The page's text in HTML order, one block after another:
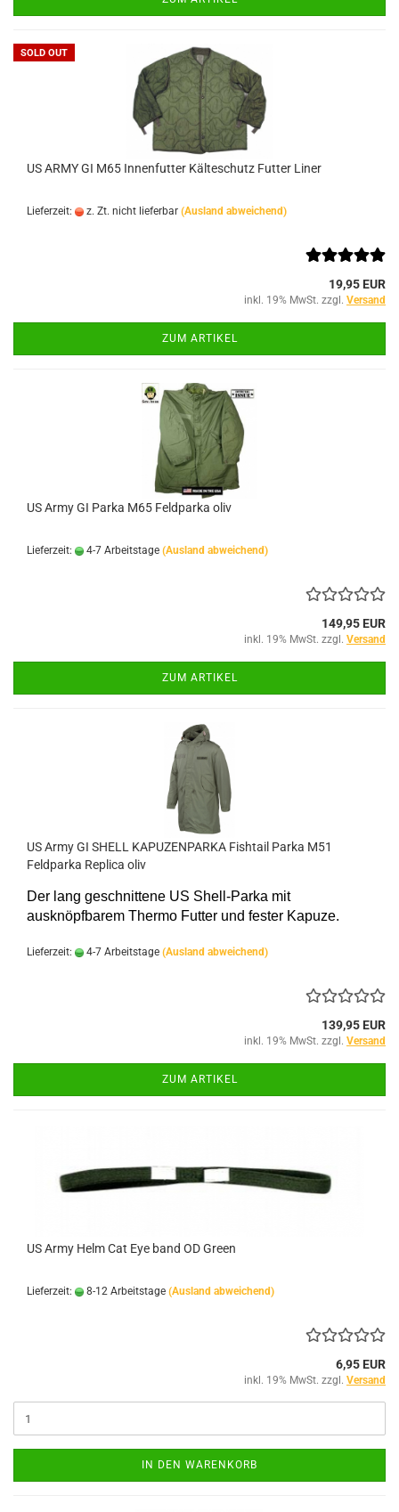
SOLD OUT
US ARMY GI M65 Innenfutter Kälteschutz Futter Liner
Lieferzeit: z. Zt. nicht lieferbar (Ausland abweichend)
19,95 EUR
inkl. 19% MwSt. zzgl. Versand
ZUM ARTIKEL
US Army GI Parka M65 Feldparka oliv
Lieferzeit: 4-7 Arbeitstage (Ausland abweichend)
149,95 EUR
inkl. 19% MwSt. zzgl. Versand
ZUM ARTIKEL
US Army GI SHELL KAPUZENPARKA Fishtail Parka M51
Feldparka Replica oliv
Der lang geschnittene US Shell-Parka mit
ausknöpfbarem Thermo Futter und fester Kapuze.
Lieferzeit: 4-7 Arbeitstage (Ausland abweichend)
139,95 EUR
inkl. 19% MwSt. zzgl. Versand
ZUM ARTIKEL
US Army Helm Cat Eye band OD Green
Lieferzeit: 8-12 Arbeitstage (Ausland abweichend)
6,95 EUR
inkl. 19% MwSt. zzgl. Versand
IN DEN WARENKORB